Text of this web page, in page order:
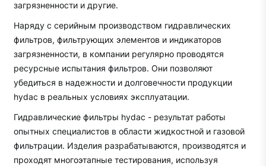
загрязненности и другие.
Наряду с серийным производством гидравлических
фильтров, фильтрующих элементов и индикаторов
загрязненности, в компании регулярно проводятся
ресурсные испытания фильтров. Они позволяют
убедиться в надежности и долговечности продукции
hydac в реальных условиях эксплуатации.
Гидравлические фильтры hydac - результат работы
опытных специалистов в области жидкостной и газовой
фильтрации. Изделия разрабатываются, производятся и
проходят многоэтапные тестирования, используя